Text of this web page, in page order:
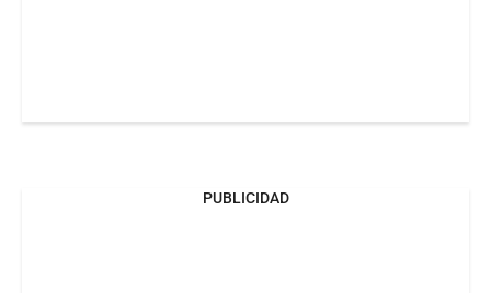
PUBLICIDAD